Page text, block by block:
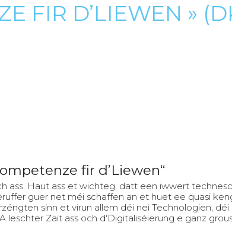
FIR D’LIEWEN »
fir d’Liewen“
ass. Haut ass et wichteg, datt een iwwert
guer net méi schaffen an et huet ee quasi
sinn et virun allem déi nei Technologien, déi
Zäit ass och d‘Digitaliséierung e ganz